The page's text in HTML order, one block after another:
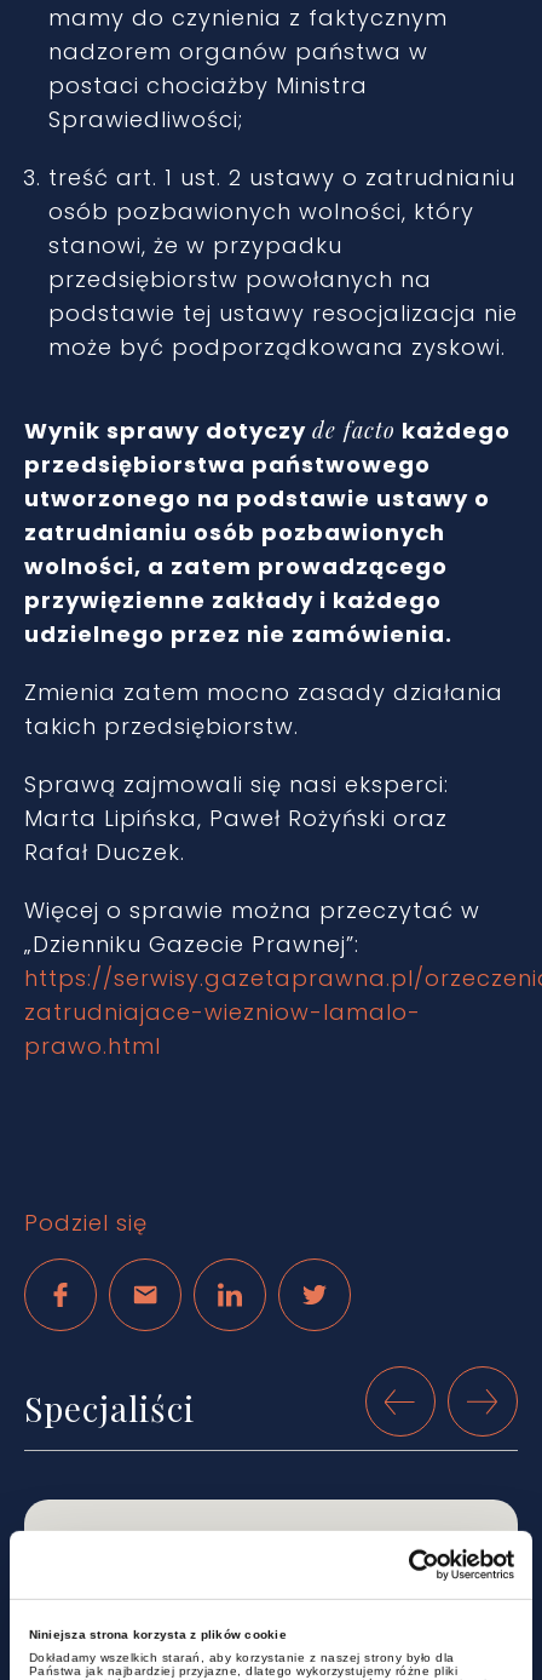
Niniejsza strona korzysta z plików cookie
Dokładamy wszelkich starań, aby korzystanie z naszej strony było dla
Państwa jak najbardziej przyjazne, dlatego wykorzystujemy różne pliki
mamy do czynienia z faktycznym
nadzorem organów państwa w
postaci chociażby Ministra
Sprawiedliwości;
treść art. 1 ust. 2 ustawy o zatrudnianiu
osób pozbawionych wolności, który
stanowi, że w przypadku
przedsiębiorstw powołanych na
podstawie tej ustawy resocjalizacja nie
może być podporządkowana zyskowi.
Wynik sprawy dotyczy de facto każdego
przedsiębiorstwa państwowego
utworzonego na podstawie ustawy o
zatrudnianiu osób pozbawionych
wolności, a zatem prowadzącego
przywięzienne zakłady i każdego
udzielnego przez nie zamówienia.
Zmienia zatem mocno zasady działania
takich przedsiębiorstw.
Sprawą zajmowali się nasi eksperci:
Marta Lipińska, Paweł Rożyński oraz
Rafał Duczek.
Więcej o sprawie można przeczytać w
„Dzienniku Gazecie Prawnej”:
https://serwisy.gazetaprawna.pl/
zatrudniajace-wiezniow-lamalo-
prawo.html
Podziel się
Specjaliści